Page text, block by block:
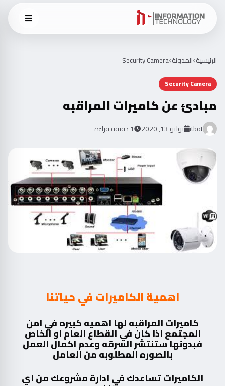
الرئيسية المدونة Security Camera
Security Camera
مبادئ عن كاميرات المراقبه
itbot يوليو 13, 2020 1 دقيقة قراءة
اهمية الكاميرات في حياتنا
كاميرات المراقبه لها اهميه كبيره في امن
المجتمع اذا كان في القطاع العام او الخاص
فبدونها ستنتشر السرقه وعدم اكمال العمل
بالصوره المطلوبه من العامل
الكاميرات تساعدك في ادارة مشروعك من اي